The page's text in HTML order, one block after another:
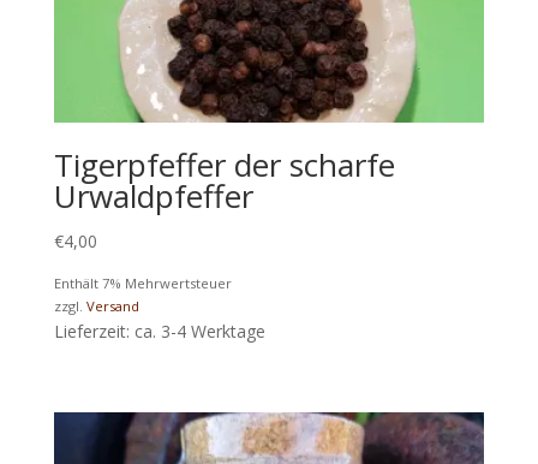
Tigerpfeffer der scharfe
Urwaldpfeffer
€4,00
Enthält 7% Mehrwertsteuer
zzgl. Versand
Lieferzeit: ca. 3-4 Werktage